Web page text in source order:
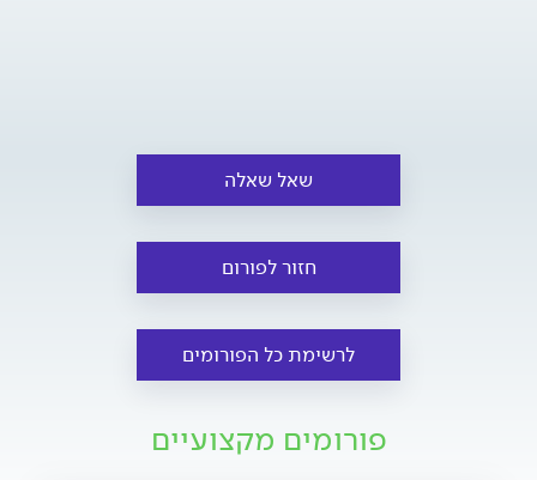
שאל שאלה
חזור לפורום
לרשימת כל הפורומים
פורומים מקצועיים